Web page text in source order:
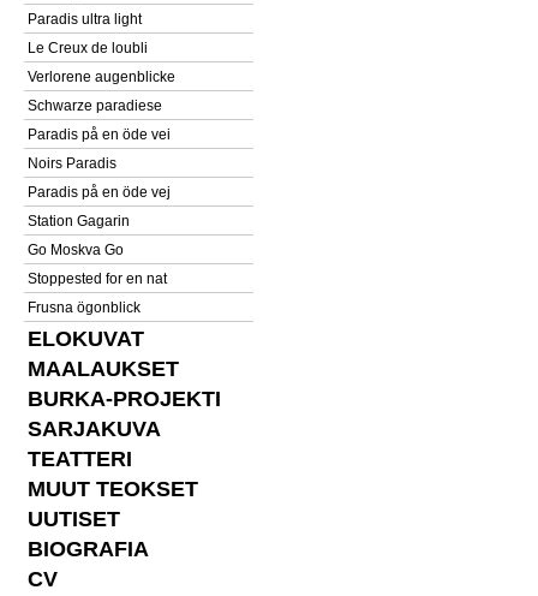
Paradis ultra light
Le Creux de loubli
Verlorene augenblicke
Schwarze paradiese
Paradis på en öde vei
Noirs Paradis
Paradis på en öde vej
Station Gagarin
Go Moskva Go
Stoppested for en nat
Frusna ögonblick
ELOKUVAT
MAALAUKSET
BURKA-PROJEKTI
SARJAKUVA
TEATTERI
MUUT TEOKSET
UUTISET
BIOGRAFIA
CV